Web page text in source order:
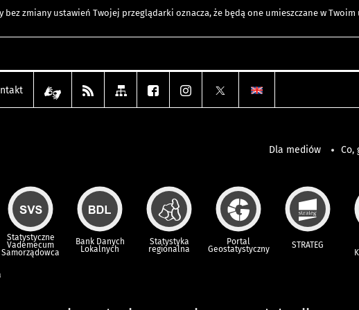
bez zmiany ustawień Twojej przeglądarki oznacza, że będą one umieszczane w
Dla mediów Co,
Statystyczne
Vademecum
Samorządowca
Bank Danych
Lokalnych
Statystyka
regionalna
Portal
Geostatystyczny STRATEG